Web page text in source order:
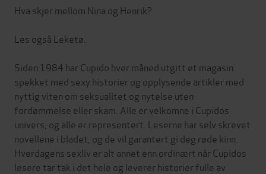
Hva skjer mellom Nina og Henrik?
Les også Leketø.
Siden 1984 har Cupido hver måned utgitt et magasin
spekket med sexy historier og opplysende artikler med
nyttig viten om seksualitet og nytelse uten
fordømmelse eller skam. Alle er velkomne i Cupidos
univers, og alle er representert. Leserne har selv skrevet
novellene i bladet, og de vil garantert gi deg røde kinn.
Hverdagens sexliv er alt annet enn ordinært når Cupidos
lesere tar tak i det hele og leverer historier fulle av